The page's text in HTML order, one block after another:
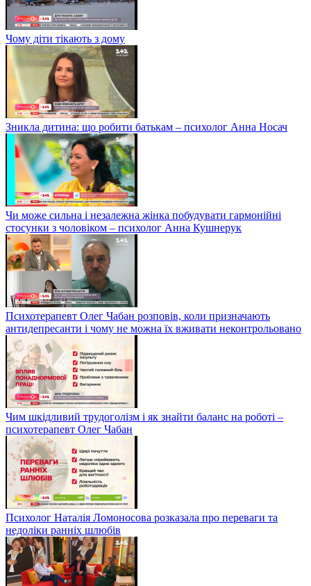
Чому діти тікають з дому
Зникла дитина: що робити батькам – психолог Анна Носач
Чи може сильна і незалежна жінка побудувати гармонійні
стосунки з чоловіком – психолог Анна Кушнерук
Психотерапевт Олег Чабан розповів, коли призначають
антидепресанти і чому не можна їх вживати неконтрольовано
Чим шкідливий трудоголізм і як знайти баланс на роботі –
психотерапевт Олег Чабан
Психолог Наталія Ломоносова розказала про переваги та
недоліки ранніх шлюбів